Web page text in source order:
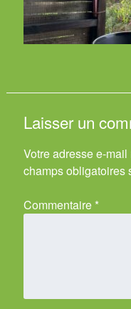
Laisser un
Votre adresse e-
champs obligatoires
Commentaire *